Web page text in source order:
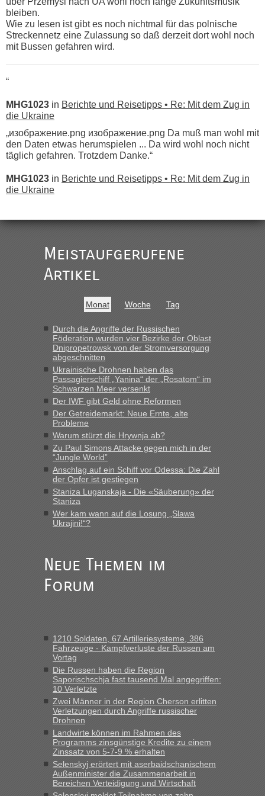
bleiben.
Wie zu lesen ist gibt es noch nichtmal für das polnische
Streckennetz eine Zulassung so daß derzeit dort wohl noch
mit Bussen gefahren wird.
“
MHG1023 in Berichte und Reisetipps • Re: Mit dem Zug in
die Ukraine
„изображение.png изображение.png Da muß man wohl mit
den Daten etwas herumspielen ... Da wird wohl noch nicht
täglich gefahren. Trotzdem Danke.“
MHG1023 in Berichte und Reisetipps • Re: Mit dem Zug in
die Ukraine
Ist korrekt, aber ich finde man hätte trotzdem im Text gleich
darauf hinweisen können.
War aber nicht "böse" gemeint ...
buchbar - warum auch immer ...
Hab´s versucht - bekomme aber immer angezeigt "auf dieser
Strecke fahren wir nicht"
inBerichte und Reisetipps • Re: Mit dem Zug in
die Ukraine
„Man sollte aber explizit dazu schreiben, daß es ein Zug von
LeoExpress ist - und nur auf deren Webseite kann man die
Fahrkarten kaufen. Zumindest ist es die erste Umsteigefreie
Verbindung von Deutschland...“
Recht, Visa und Dokumente • Re: Deklaration
gebrauchter Kleidung beim Zoll
„Vielen Dank, mit einem Briefchen meiner Frau im Gepäck
gab es keine Probleme“
fast 11 Milliarden aufgedeckt
„Am besten wäre natürlich, wenn die Frau mit dabei ist.
Alleinreisende Männer stehen schließlich immer unter
Milliarden aufgedeckt
„Kein Zoll. Du musst an sich nur sagen dass das privat ist
und du nicht damit handeln willst. So lange das nicht
Originalverpackt ist und ersichlich das nicht neu sollte es
keine Probleme geben“
Recht, Visa und Dokumente • Deklaration
gebrauchter Kleidung beim Zoll
„Hallo Leute, ich weiß nicht, ob ich hier richtig bin mit meiner
Anfrage. Ich möchte 4 Umzugskartons mit gebrauchter
Straßen Kleidung bei der Einreise in die Ukraine
mitnehmen. Es ist gebrauchte Kleidung...“
Meistaufgerufene
Artikel
Monat Woche Tag
Durch die Angriffe der Russischen
Föderation wurden vier Bezirke der Oblast
Dnipropetrowsk von der Stromversorgung
abgeschnitten
Ukrainische Drohnen haben das
Passagierschiff „Yanina“ der „Rosatom“ im
Schwarzen Meer versenkt
Der IWF gibt Geld ohne Reformen
Der Getreidemarkt: Neue Ernte, alte
Probleme
Warum stürzt die Hrywnja ab?
Zu Paul Simons Attacke gegen mich in der
“Jungle World”
Anschlag auf ein Schiff vor Odessa: Die Zahl
der Opfer ist gestiegen
Staniza Luganskaja - Die «Säuberung» der
Staniza
Wer kam wann auf die Losung „Slawa
Ukrajini!“?
Neue Themen im
Forum
1210 Soldaten, 67 Artilleriesysteme, 386
Fahrzeuge - Kampfverluste der Russen am
Vortag
Die Russen haben die Region
Saporischschja fast tausend Mal angegriffen:
10 Verletzte
Zwei Männer in der Region Cherson erlitten
Verletzungen durch Angriffe russischer
Drohnen
Landwirte können im Rahmen des
Programms zinsgünstige Kredite zu einem
Zinssatz von 5-7-9 % erhalten
Selenskyj erörtert mit aserbaidschanischem
Außenminister die Zusammenarbeit in
Bereichen Verteidigung und Wirtschaft